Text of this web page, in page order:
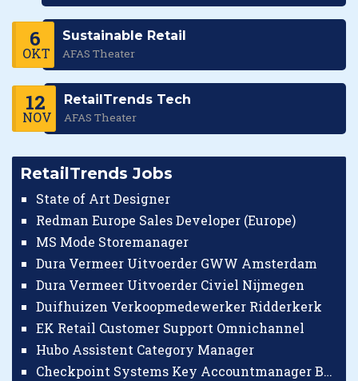
6
OKT
Sustainable Retail
AFAS Theater
12
NOV
RetailTrends Tech
AFAS Theater
RetailTrends Jobs
State of Art Designer
Redman Europe Sales Developer (Europe)
MS Mode Storemanager
Dura Vermeer Uitvoerder GWW Amsterdam
Dura Vermeer Uitvoerder Civiel Nijmegen
Duifhuizen Verkoopmedewerker Ridderkerk
EK Retail Customer Support Omnichannel
Hubo Assistent Category Manager
Checkpoint Systems Key Accountmanager Benelux